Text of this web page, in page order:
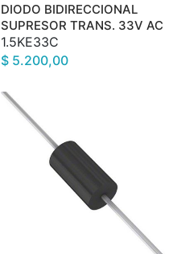
DIODO BIDIRECCIONAL
SUPRESOR TRANS. 33V AC
1.5KE33C
$ 5.200,00